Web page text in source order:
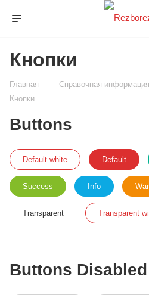
Кнопки
Главная — Справочная информация
Кнопки
Buttons
Default white Default
Success Info
Transparent Transparent
Buttons Disabled